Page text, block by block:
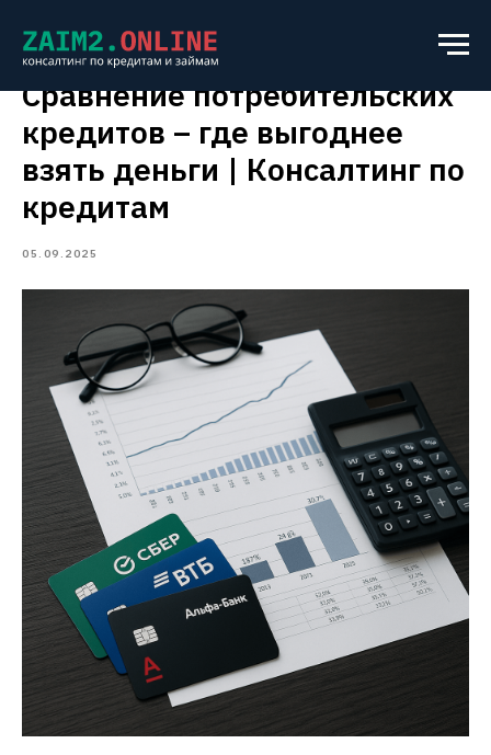
Сравнение потребительских
кредитов – где выгоднее
взять деньги | Консалтинг по
кредитам
05.09.2025